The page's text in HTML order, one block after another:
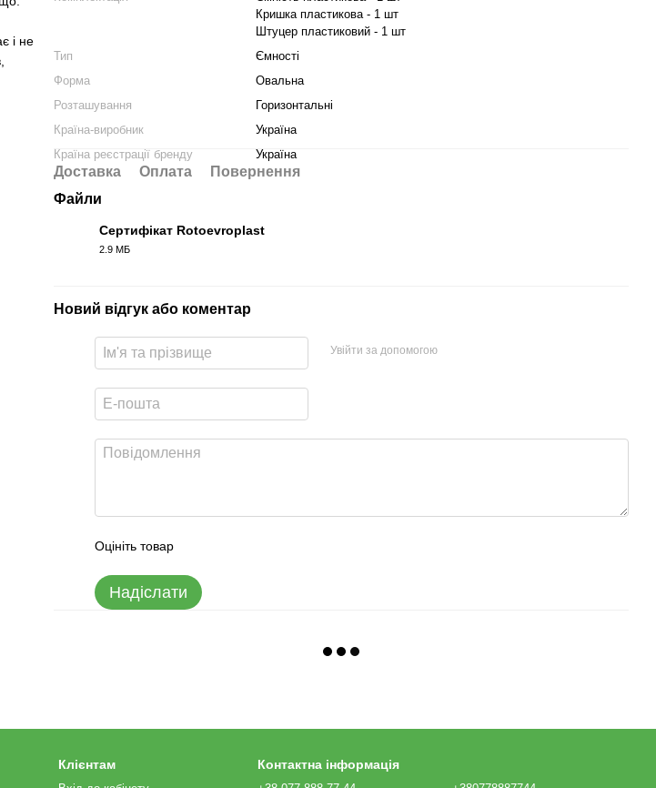
і не
Кришка пластикова - 1 шт
Штуцер пластиковий - 1 шт
Тип
Ємності
Форма
Овальна
Розташування
Горизонтальні
Країна-виробник
Україна
Країна реєстрації бренду
Україна
Доставка Оплата
Повернення
Файли
Сертифікат Rotoevroplast
2.9 МБ
Новий відгук або коментар
Увійти за допомогою
Оцініть товар
Надіслати
Клієнтам Контактна інформація